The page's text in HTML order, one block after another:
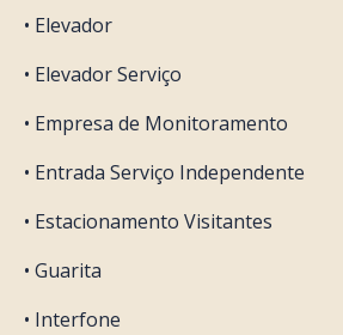
• Elevador
• Elevador Serviço
• Empresa de Monitoramento
• Entrada Serviço Independente
• Estacionamento Visitantes
• Guarita
• Interfone